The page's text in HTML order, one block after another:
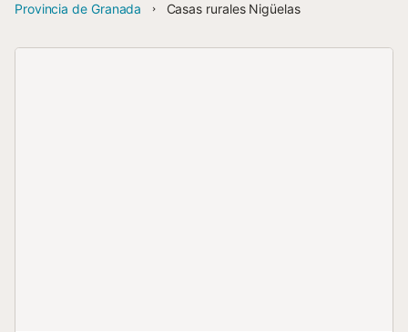
Provincia de Granada
Casas rurales Nigüelas